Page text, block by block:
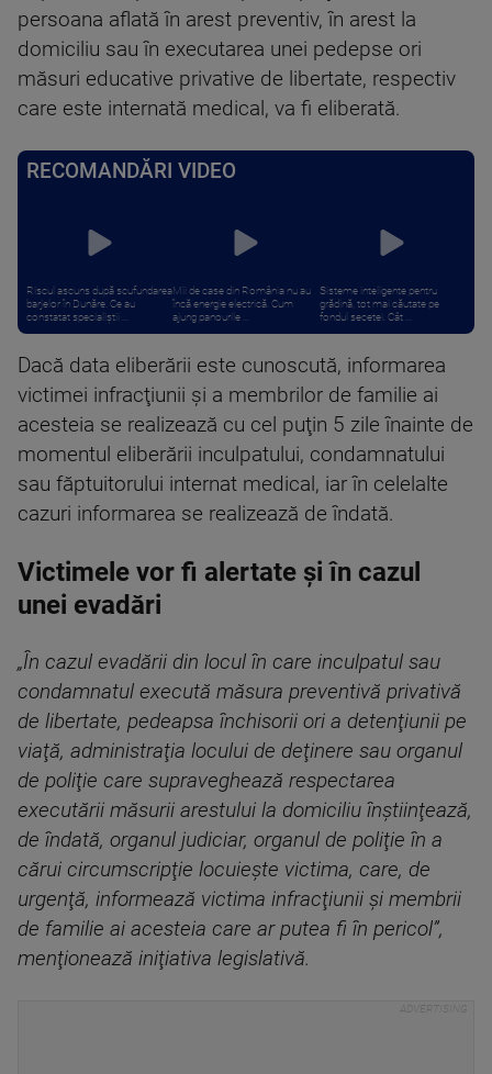
persoana aflată în arest preventiv, în arest la
domiciliu sau în executarea unei pedepse ori
măsuri educative privative de libertate, respectiv
care este internată medical, va fi eliberată.
RECOMANDĂRI VIDEO
Riscul ascuns după scufundarea
barjelor în Dunăre. Ce au
constatat specialiștii ...
Mii de case din România nu au
încă energie electrică. Cum
ajung panourile ...
Sisteme inteligente pentru
grădină, tot mai căutate pe
fondul secetei. Cât ...
Dacă data eliberării este cunoscută, informarea
victimei infracţiunii şi a membrilor de familie ai
acesteia se realizează cu cel puţin 5 zile înainte de
momentul eliberării inculpatului, condamnatului
sau făptuitorului internat medical, iar în celelalte
cazuri informarea se realizează de îndată.
Victimele vor fi alertate și în cazul
unei evadări
„În cazul evadării din locul în care inculpatul sau
condamnatul execută măsura preventivă privativă
de libertate, pedeapsa închisorii ori a detenţiunii pe
viaţă, administraţia locului de deţinere sau organul
de poliţie care supraveghează respectarea
executării măsurii arestului la domiciliu înştiinţează,
de îndată, organul judiciar, organul de poliţie în a
cărui circumscripţie locuieşte victima, care, de
urgenţă, informează victima infracţiunii şi membrii
de familie ai acesteia care ar putea fi în pericol”,
menţionează iniţiativa legislativă.